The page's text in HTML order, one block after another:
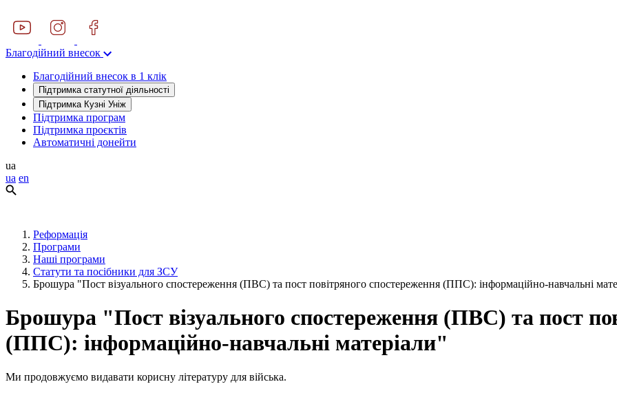
Благодійний внесок
Благодійний внесок в 1 клік
Підтримка статутної діяльності
Підтримка Кузні Уніж
Підтримка програм
Підтримка проєктів
Автоматичні донейти
ua
ua en
Реформація
Програми
Наші програми
Статути та посібники для ЗСУ
Брошура "Пост візуального спостереження (ПВС) та пост повітряного спостереження (ППС): інформаційно-навчальні
Брошура "Пост візуального спостереження (ПВС) та пост
(ППС): інформаційно-навчальні матеріали"
Ми продовжуємо видавати корисну літературу для війська.